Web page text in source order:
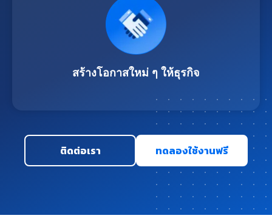
สร้างโอกาสใหม่ ๆ ให้ธุรกิจ
ติดต่อเรา ทดลองใช้งานฟรี